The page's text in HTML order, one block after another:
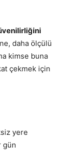
daha ölçülü
kimse buna
çekmek için
yere
gün